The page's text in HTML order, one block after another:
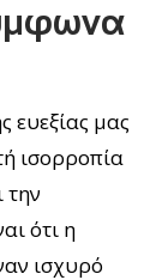
ευεξίας μας
ισορροπία
την
ότι η
ισχυρό